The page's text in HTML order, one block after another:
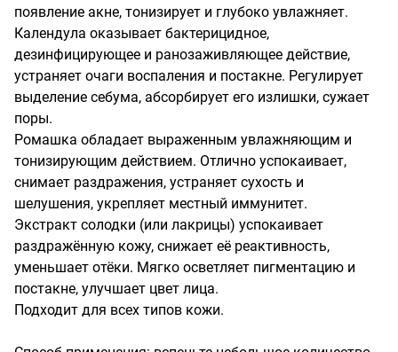
появление акне, тонизирует и глубоко увлажняет.
Календула оказывает бактерицидное,
дезинфицирующее и ранозаживляющее действие,
устраняет очаги воспаления и постакне. Регулирует
выделение себума, абсорбирует его излишки, сужает
поры.
Ромашка обладает выраженным увлажняющим и
тонизирующим действием. Отлично успокаивает,
снимает раздражения, устраняет сухость и
шелушения, укрепляет местный иммунитет.
Экстракт солодки (или лакрицы) успокаивает
раздражённую кожу, снижает её реактивность,
уменьшает отёки. Мягко осветляет пигментацию и
постакне, улучшает цвет лица.
Подходит для всех типов кожи.